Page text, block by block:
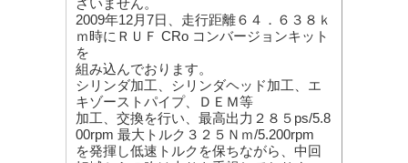
ざいません。
2009年12月7日、走行距離６４．６３８ｋ
ｍ時にＲＵＦ CRo コンバージョンキット
を
組み込んでおります。
シリンダ加工、シリンダヘッド加工、エ
キゾーストパイプ、ＤＥＭ等
加工、交換を行い、最高出力２８５ps/5.8
00rpm 最大トルク３２５Ｎｍ/5.200rpm
を発揮し低速トルクを保ちながら、中回